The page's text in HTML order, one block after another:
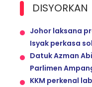
DISYORKAN
Johor laksana
Isyak perkasa
Datuk Azman
Parlimen
KKM perkenal